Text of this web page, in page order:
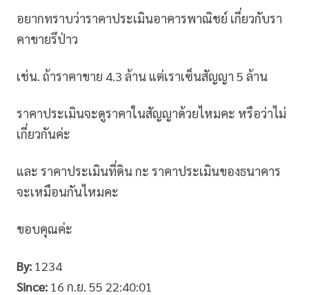
อยากทราบว่าราคาประเมินอาคารพาณิชย์ เกี่ยวกับรา
คาขายรึป่าว
เช่น. ถ้าราคาขาย 4.3 ล้าน แต่เราเซ็นสัญญา 5 ล้าน
ราคาประเมินจะดูราคาในสัญญาด้วยไหมคะ หรือว่าไม่
เกี่ยวกันค่ะ
และ ราคาประเมินที่ดิน กะ ราคาประเมินของธนาคาร
จะเหมือนกันไหมคะ
ขอบคุณค่ะ
By: 1234
Since: 16 ก.ย. 55 22:40:01